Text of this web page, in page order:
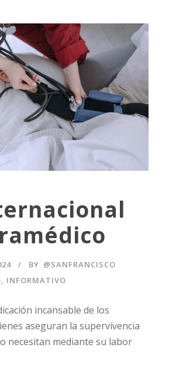
BY @SANFRANCISCO
, INFORMATIVO
incansable de los
aseguran la supervivencia
necesitan mediante su labor